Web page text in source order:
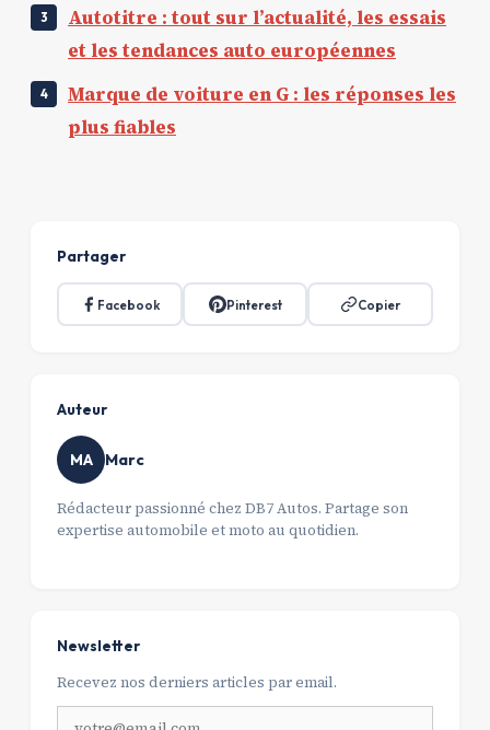
Autotitre : tout sur l’actualité, les essais
et les tendances auto européennes
Marque de voiture en G : les réponses les
plus fiables
Partager
Facebook Pinterest Copier
Auteur
MA Marc
Rédacteur passionné chez DB7 Autos. Partage son
expertise automobile et moto au quotidien.
Newsletter
Recevez nos derniers articles par email.